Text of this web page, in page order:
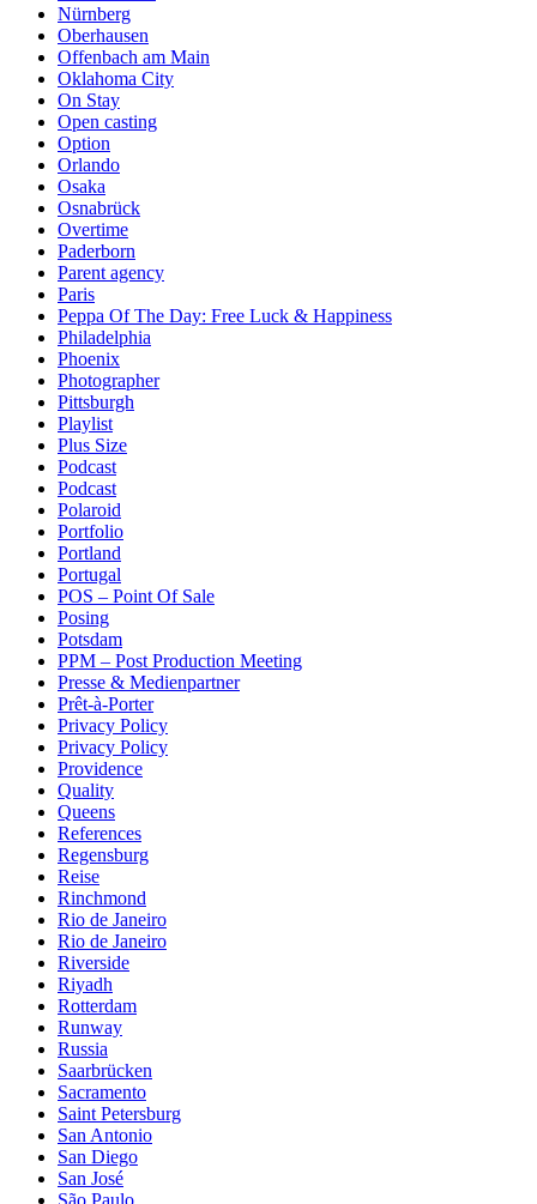
Nürnberg
Oberhausen
Offenbach am Main
Oklahoma City
On Stay
Open casting
Option
Orlando
Osaka
Osnabrück
Overtime
Paderborn
Parent agency
Paris
Peppa Of The Day: Free Luck & Happiness
Philadelphia
Phoenix
Photographer
Pittsburgh
Playlist
Plus Size
Podcast
Podcast
Polaroid
Portfolio
Portland
Portugal
POS – Point Of Sale
Posing
Potsdam
PPM – Post Production Meeting
Presse & Medienpartner
Prêt-à-Porter
Privacy Policy
Privacy Policy
Providence
Quality
Queens
References
Regensburg
Reise
Rinchmond
Rio de Janeiro
Rio de Janeiro
Riverside
Riyadh
Rotterdam
Runway
Russia
Saarbrücken
Sacramento
Saint Petersburg
San Antonio
San Diego
San José